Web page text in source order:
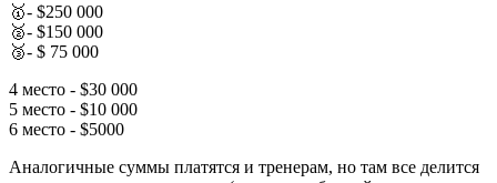
🥇- $250 000
🥈- $150 000
🥉- $ 75 000
4 место - $30 000
5 место - $10 000
6 место - $5000
Аналогичные суммы платятся и тренерам, но там все делится